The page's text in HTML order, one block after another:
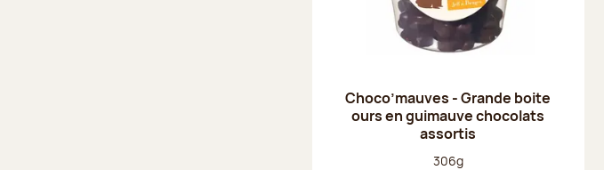
Choco’mauves - Grande boite
ours en guimauve chocolats
assortis
Poids net :
306g